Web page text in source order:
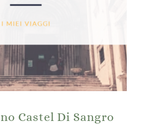
Castel Di Sangro